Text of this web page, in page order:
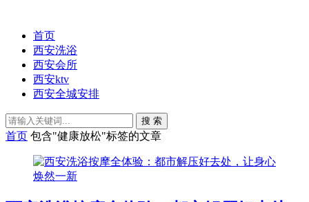
首页
西安洗浴
西安会所
西安ktv
西安全城安排
搜 索
首页 包含"健康放松"标签的文章